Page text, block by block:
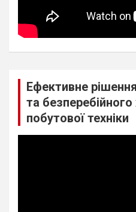
Ефективне
та
побутової техніки